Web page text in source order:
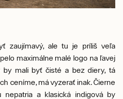
zaujímavý, ale tu je príliš veľa
maximálne malé logo na ľavej
by mali byť čisté a bez diery, tá
ceníme, má vyzerať inak. Čierne
a klasická indigová by